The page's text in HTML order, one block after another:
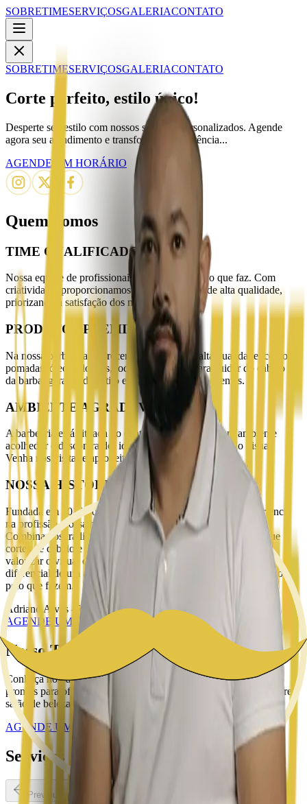
SOBRETIMESERVIÇOSGALERIACONTATO
SOBRETIMESERVIÇOSGALERIACONTATO
Corte perfeito, estilo único!
Desperte seu estilo com nossos serviços personalizados. Agende
agora seu atendimento e transforme sua aparência...
AGENDE UM HORÁRIO
Quem Somos
TIME QUALIFICADO
Nossa equipe de profissionais é apaixonada pelo que faz. Com
criatividade, proporcionamos cortes e serviços de alta qualidade,
priorizando a satisfação dos nossos clientes.
PRODUTOS PREMIUM
Na nossa barbearia, oferecemos produtos de alta qualidade, como
pomadas, óleos e loções, todos formulados para cuidar do cabelo e
da barba, garantindo estilo e saúde para nossos clientes.
AMBIENTE AGRADÁVEL
A barbearia está situada no centro da cidade, com um ambiente
acolhedor e descontraído, ideal para relaxar e cuidar do visual.
Venha nos visitar e aproveite a experiência!
NOSSA HISTÓRIA
Fundada em 2018 por Adriano Alves, com 24 anos de experiência
na profissão, nossa barbearia é referência em cuidado e estilo.
Combinamos tradição e modernidade para oferecer mais do que
cortes de cabelo e barba: uma experiência única, pensada para
valorizar o visual e a confiança de cada cliente. Venha descobrir o
diferencial de um atendimento feito por especialistas apaixonados
pelo que fazem.
Adriano Alves - Diretor e Fundador
AGENDE UM HORÁRIO
Nosso Time
Conheça nossa equipe de profissionais altamente qualificados,
prontos para oferecer o melhor em serviços de barbearia, manicure e
salão de beleza, unisex.
AGENDE UM HORÁRIO
Serviços
Previous slide